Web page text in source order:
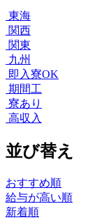
東海
関西
関東
九州
即入寮OK
期間工
寮あり
高収入
並び替え
おすすめ順
給与が高い順
新着順